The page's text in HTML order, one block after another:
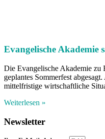
Evangelische Akademie
Die Evangelische Akademie
geplantes Sommerfest
mittelfristige wirtschaftliche
Weiterlesen »
Newsletter